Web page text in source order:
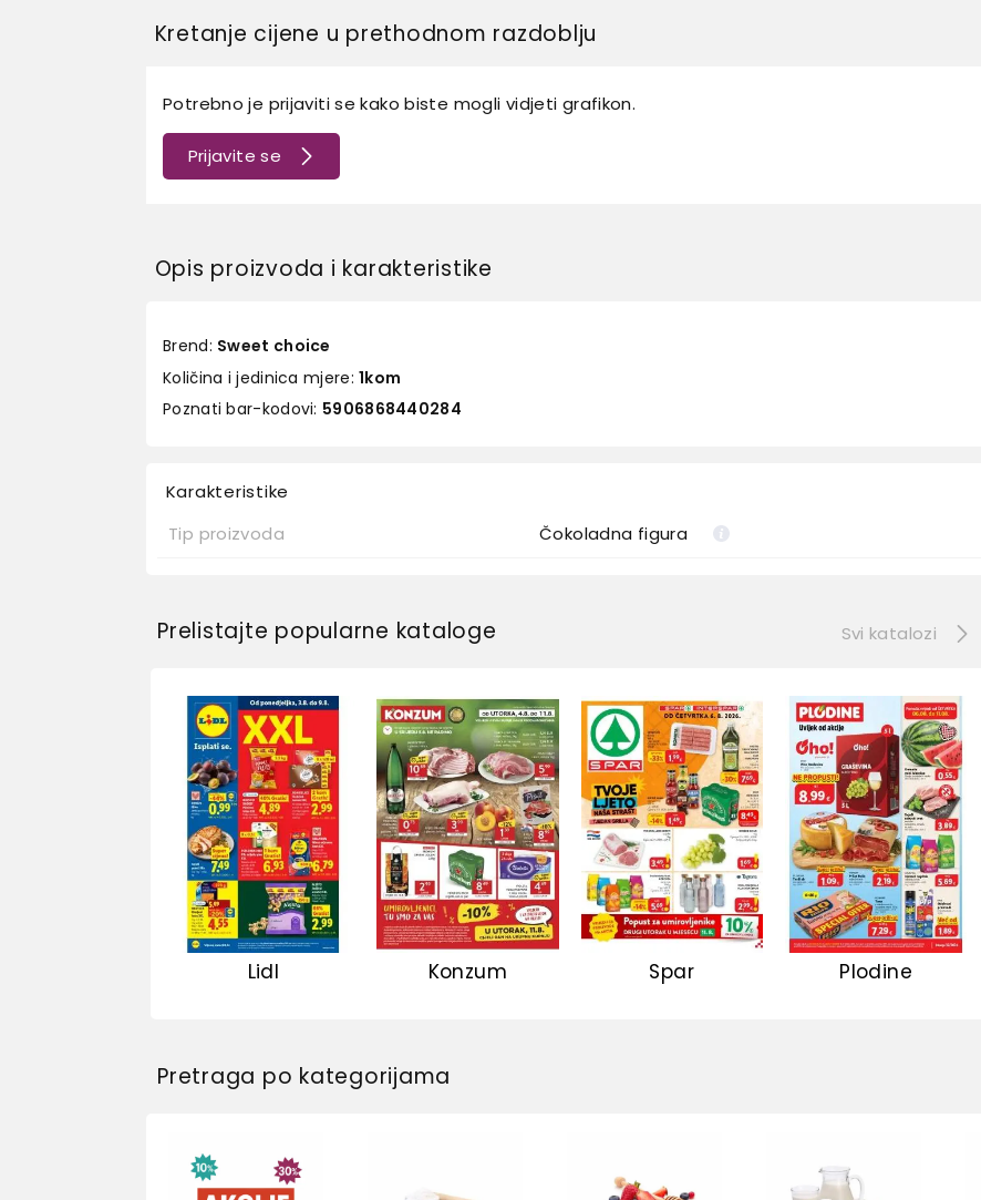
Kretanje cijene u prethodnom razdoblju
Potrebno je prijaviti se kako biste mogli vidjeti grafikon.
Prijavite se
Opis proizvoda i karakteristike
Brend: Sweet choice
Količina i jedinica mjere:1kom
Poznati bar-kodovi: 5906868440284
Karakteristike
Tip proizvoda
Čokoladna figura
Prelistajte popularne kataloge Svi katalozi
Lidl Konzum Spar Plodine
Pretraga po kategorijama